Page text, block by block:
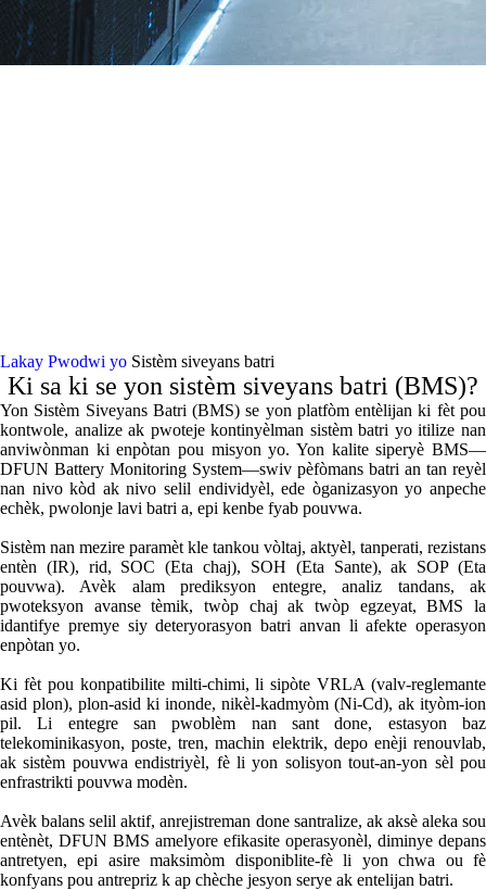
Lakay Pwodwi yo Sistèm siveyans batri
Ki sa ki se yon sistèm siveyans batri (BMS)?
Yon Sistèm Siveyans Batri (BMS) se yon platfòm entèlijan ki fèt pou
kontwole, analize ak pwoteje kontinyèlman sistèm batri yo itilize nan
anviwònman ki enpòtan pou misyon yo. Yon kalite siperyè BMS—
DFUN Battery Monitoring System—swiv pèfòmans batri an tan reyèl
nan nivo kòd ak nivo selil endividyèl, ede òganizasyon yo anpeche
echèk, pwolonje lavi batri a, epi kenbe fyab pouvwa.
Sistèm nan mezire paramèt kle tankou vòltaj, aktyèl, tanperati, rezistans
entèn (IR), rid, SOC (Eta chaj), SOH (Eta Sante), ak SOP (Eta
pouvwa). Avèk alam prediksyon entegre, analiz tandans, ak
pwoteksyon avanse tèmik, twòp chaj ak twòp egzeyat, BMS la
idantifye premye siy deteryorasyon batri anvan li afekte operasyon
enpòtan yo.
Ki fèt pou konpatibilite milti-chimi, li sipòte VRLA (valv-reglemante
asid plon), plon-asid ki inonde, nikèl-kadmyòm (Ni-Cd), ak ityòm-ion
pil. Li entegre san pwoblèm nan sant done, estasyon baz
telekominikasyon, poste, tren, machin elektrik, depo enèji renouvlab,
ak sistèm pouvwa endistriyèl, fè li yon solisyon tout-an-yon sèl pou
enfrastrikti pouvwa modèn.
Avèk balans selil aktif, anrejistreman done santralize, ak aksè aleka sou
entènèt, DFUN BMS amelyore efikasite operasyonèl, diminye depans
antretyen, epi asire maksimòm disponiblite-fè li yon chwa ou fè
konfyans pou antrepriz k ap chèche jesyon serye ak entelijan batri.